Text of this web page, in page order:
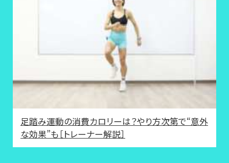
足踏み運動の消費カロリーは？やり方次第で“意外
な効果”も［トレーナー解説］